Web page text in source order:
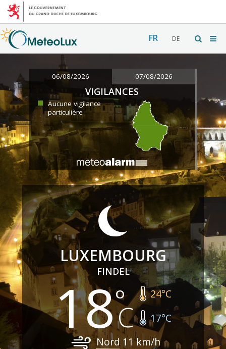
FR DE
06/08/2026 07/08/2026
VIGILANCES
Aucune vigilance
particulière
LUXEMBOURG
FINDEL
18 24°C
17°C
Nord 11km/h